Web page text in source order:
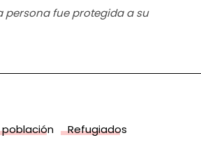
persona fue protegida a su
Refugiados